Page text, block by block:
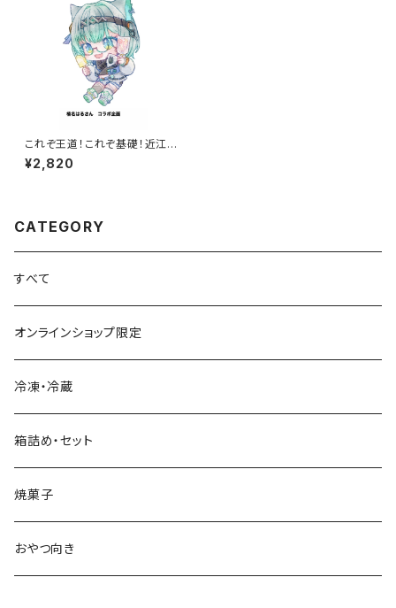
これぞ王道！これぞ基礎！近江屋
を知るべしな満点BOX
¥2,820
CATEGORY
すべて
オンラインショップ限定
冷凍・冷蔵
箱詰め・セット
焼菓子
おやつ向き